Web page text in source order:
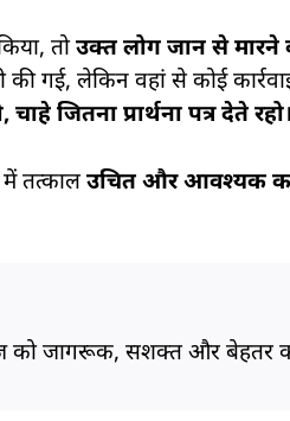
तोउक्त लोग जान से
गई, लेकिन वहां से कोई
जितना प्रार्थना पत्र देते
में तत्कालउचित और आवश्यक
को जागरूक, सशक्त और बेहतर